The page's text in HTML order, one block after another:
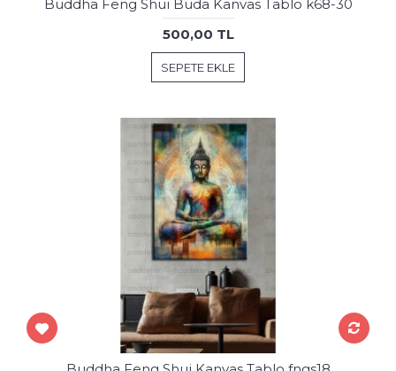
Buddha Feng Shui Buda Kanvas Tablo k68-30
500,00 TL
SEPETE EKLE